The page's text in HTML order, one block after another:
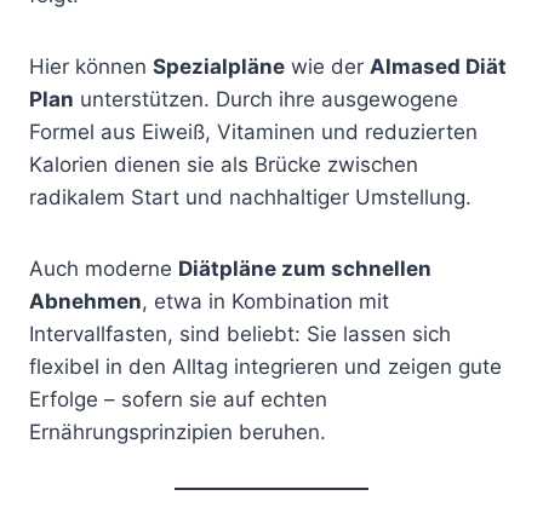
Hier können Spezialpläne wie der Almased Diät
Plan unterstützen. Durch ihre ausgewogene
Formel aus Eiweiß, Vitaminen und reduzierten
Kalorien dienen sie als Brücke zwischen
radikalem Start und nachhaltiger Umstellung.
Auch moderne Diätpläne zum schnellen
Abnehmen, etwa in Kombination mit
Intervallfasten, sind beliebt: Sie lassen sich
flexibel in den Alltag integrieren und zeigen gute
Erfolge – sofern sie auf echten
Ernährungsprinzipien beruhen.